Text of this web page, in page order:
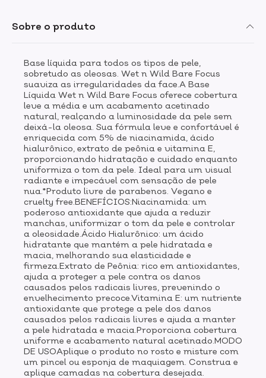
pelos radicais livres e ajuda a manter a pele
o produto no rosto e misture com um pincel ou esponja
de maquiagem. Construa e aplique camadas na
cobertura desejada.
Sobre o produto
Base líquida para todos os tipos de pele,
sobretudo as oleosas. Wet n Wild Bare Focus
suaviza as irregularidades da face.A Base
Líquida Wet n Wild Bare Focus oferece cobertura
leve a média e um acabamento acetinado
natural, realçando a luminosidade da pele sem
deixá-la oleosa. Sua fórmula leve e confortável é
enriquecida com 5% de niacinamida, ácido
hialurônico, extrato de peônia e vitamina E,
proporcionando hidratação e cuidado enquanto
uniformiza o tom da pele. Ideal para um visual
radiante e impecável com sensação de pele
nua.*Produto livre de parabenos. Vegano e
cruelty free.BENEFÍCIOS:Niacinamida: um
poderoso antioxidante que ajuda a reduzir
manchas, uniformizar o tom da pele e controlar
a oleosidade.Ácido Hialurônico: um ácido
hidratante que mantém a pele hidratada e
macia, melhorando sua elasticidade e
firmeza.Extrato de Peônia: rico em antioxidantes,
ajuda a proteger a pele contra os danos
causados pelos radicais livres, prevenindo o
envelhecimento precoce.Vitamina E: um nutriente
antioxidante que protege a pele dos danos
causados pelos radicais livres e ajuda a manter
a pele hidratada e macia.Proporciona cobertura
uniforme e acabamento natural acetinado.MODO
DE USOAplique o produto no rosto e misture com
um pincel ou esponja de maquiagem. Construa e
aplique camadas na cobertura desejada.